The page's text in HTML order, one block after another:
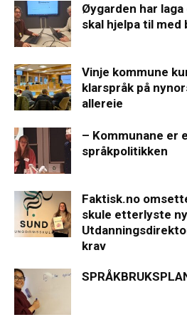
Øygarden har
skal hjelpa til
Vinje kommune
klarspråk på
allereie
– Kommunane er
språkpolitikken
Faktisk.no
skule etterlyste
krav